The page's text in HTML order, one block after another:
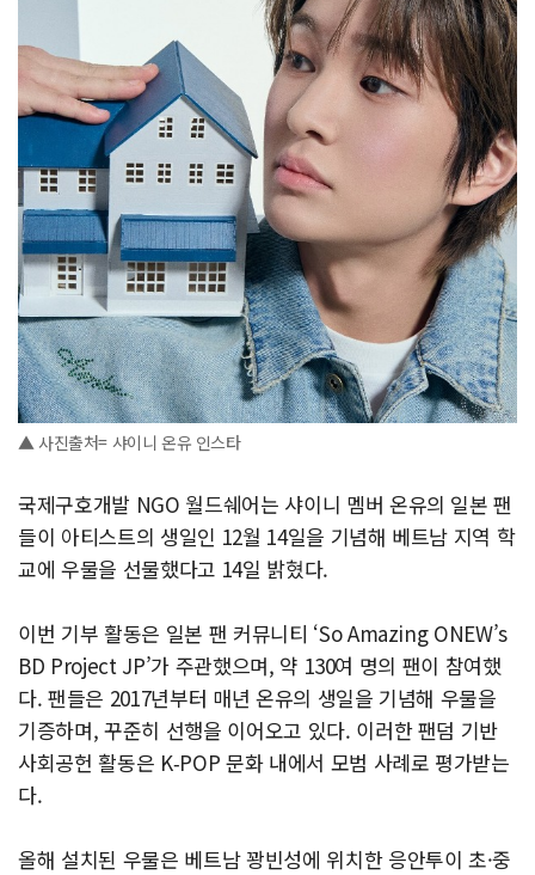
▲ 사진출처= 샤이니 온유 인스타
국제구호개발 NGO 월드쉐어는 샤이니 멤버 온유의 일본 팬
들이 아티스트의 생일인 12월 14일을 기념해 베트남 지역 학
교에 우물을 선물했다고 14일 밝혔다.
이번 기부 활동은 일본 팬 커뮤니티 ‘So Amazing ONEW’s
BD Project JP’가 주관했으며, 약 130여 명의 팬이 참여했
다. 팬들은 2017년부터 매년 온유의 생일을 기념해 우물을
기증하며, 꾸준히 선행을 이어오고 있다. 이러한 팬덤 기반
사회공헌 활동은 K‑POP 문화 내에서 모범 사례로 평가받는
다.
올해 설치된 우물은 베트남 꽝빈성에 위치한 응안투이 초·중